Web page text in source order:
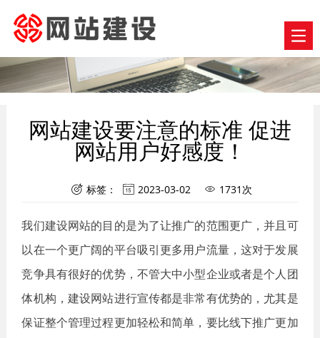
网站建设要注意的标准 促进
网站用户好感度！
 标签：  2023-03-02  1731次
我们建设网站的目的是为了让推广的范围更广，并且可
以在一个更广阔的平台吸引更多用户流量，这对于发展
竞争具有很好的优势，不管大中小型企业或者是个人团
体机构，建设网站进行宣传都是非常有优势的，尤其是
保证整个管理过程更加轻松和简单，要比线下推广更加